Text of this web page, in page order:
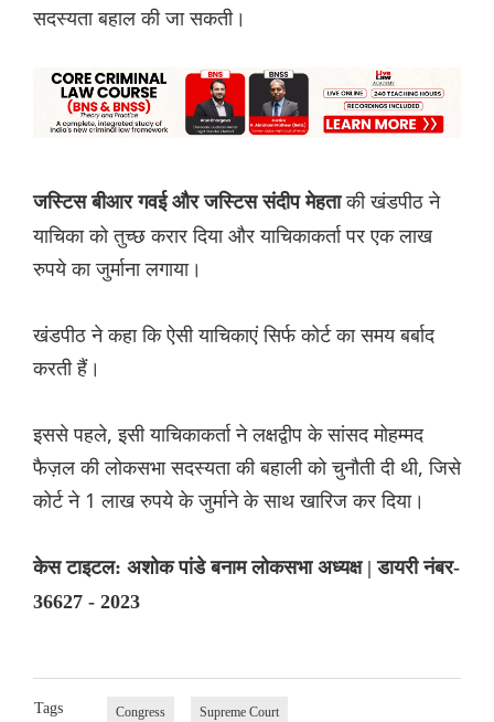
सदस्यता बहाल की जा सकती।
जस्टिस बीआर गवई और जस्टिस संदीप मेहताकी खंडपीठ ने
याचिका को तुच्छ करार दिया और याचिकाकर्ता पर एक लाख
रुपये का जुर्माना लगाया।
खंडपीठ ने कहा कि ऐसी याचिकाएं सिर्फ कोर्ट का समय बर्बाद
करती हैं।
इससे पहले, इसी याचिकाकर्ता ने लक्षद्वीप के सांसद मोहम्मद
फैज़ल की लोकसभा सदस्यता की बहाली को चुनौती दी थी, जिसे
कोर्ट ने 1 लाख रुपये के जुर्माने के साथ खारिज कर दिया।
केस टाइटल: अशोक पांडे बनाम लोकसभा अध्यक्ष | डायरी नंबर-
36627 - 2023
Tags Congress Supreme Court